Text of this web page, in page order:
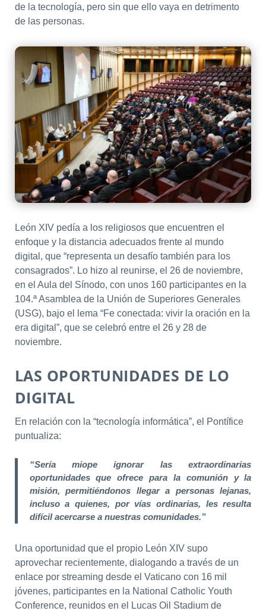
de la tecnología, pero sin que ello vaya en detrimento
de las personas.
León XIV pedía a los religiosos que encuentren el
enfoque y la distancia adecuados frente al mundo
digital, que “representa un desafío también para los
consagrados”. Lo hizo al reunirse, el 26 de noviembre,
en el Aula del Sínodo, con unos 160 participantes en la
104.ª Asamblea de la Unión de Superiores Generales
(USG), bajo el lema “Fe conectada: vivir la oración en la
era digital”, que se celebró entre el 26 y 28 de
noviembre.
LAS OPORTUNIDADES DE LO
DIGITAL
En relación con la “tecnología informática”, el Pontífice
puntualiza:
“Sería miope ignorar las extraordinarias
oportunidades que ofrece para la comunión y la
misión, permitiéndonos llegar a personas lejanas,
incluso a quienes, por vías ordinarias, les resulta
difícil acercarse a nuestras comunidades.”
Una oportunidad que el propio León XIV supo
aprovechar recientemente, dialogando a través de un
enlace por streaming desde el Vaticano con 16 mil
jóvenes, participantes en la National Catholic Youth
Conference, reunidos en el Lucas Oil Stadium de